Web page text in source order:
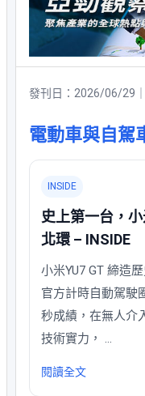
發刊日：2026/06/29
電動車與自駕
INSIDE
史上第一台，
北環 – INSIDE
小米YU7 GT 締造
官方計時自動駕駛
秒成績，在無人介
技術實力， …
閱讀全文